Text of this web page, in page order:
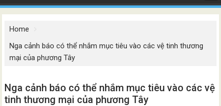
Home
Nga cảnh báo có thể nhắm mục tiêu vào các vệ tinh thương
mại của phương Tây
Nga cảnh báo có thể nhắm mục tiêu vào các vệ
tinh thương mại của phương Tây